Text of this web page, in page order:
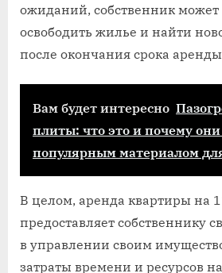
ожиданий, собственник может
освободить жилье и найти
после окончания срока
Вам будет интересно
плиты: что это и почему они
популярным материалом
В целом, аренда квартиры на
предоставляет собственнику
в управлении своим
затраты времени и ресурсов